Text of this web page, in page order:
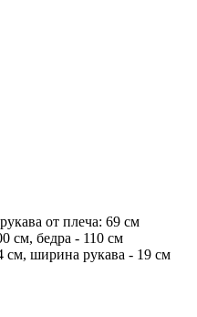
от плеча: 69 см
см, бедра - 110 см
см, ширина рукава - 19 см